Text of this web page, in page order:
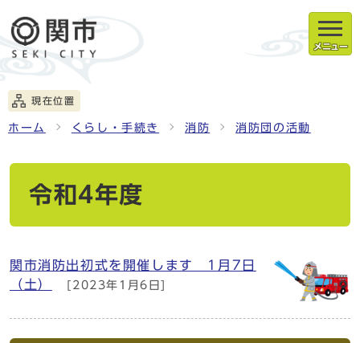
メニュー
現在位置
ホーム くらし・手続き 消防 消防団の活動
令和4年度
関市消防出初式を開催します 1月7日
（土）
[2023年1月6日]